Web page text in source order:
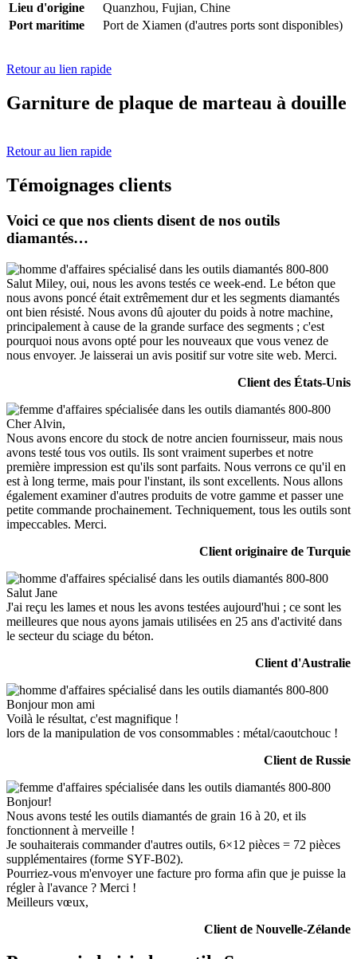
Lieu d'origine
Quanzhou, Fujian, Chine
Port maritime
Port de Xiamen (d'autres ports sont disponibles)
Retour au lien rapide
Garniture de plaque de marteau à douille
Retour au lien rapide
Témoignages clients
Voici ce que nos clients disent de nos outils
diamantés…
Salut Miley, oui, nous les avons testés ce week-end. Le béton que
nous avons poncé était extrêmement dur et les segments diamantés
ont bien résisté. Nous avons dû ajouter du poids à notre machine,
principalement à cause de la grande surface des segments ; c'est
pourquoi nous avons opté pour les nouveaux que vous venez de
nous envoyer. Je laisserai un avis positif sur votre site web. Merci.
Client des États-Unis
Cher Alvin,
Nous avons encore du stock de notre ancien fournisseur, mais nous
avons testé tous vos outils. Ils sont vraiment superbes et notre
première impression est qu'ils sont parfaits. Nous verrons ce qu'il en
est à long terme, mais pour l'instant, ils sont excellents. Nous allons
également examiner d'autres produits de votre gamme et passer une
petite commande prochainement. Techniquement, tous les outils sont
impeccables. Merci.
Client originaire de Turquie
Salut Jane
J'ai reçu les lames et nous les avons testées aujourd'hui ; ce sont les
meilleures que nous ayons jamais utilisées en 25 ans d'activité dans
le secteur du sciage du béton.
Client d'Australie
Bonjour mon ami
Voilà le résultat, c'est magnifique !
lors de la manipulation de vos consommables : métal/caoutchouc !
Client de Russie
Bonjour!
Nous avons testé les outils diamantés de grain 16 à 20, et ils
fonctionnent à merveille !
Je souhaiterais commander d'autres outils, 6×12 pièces = 72 pièces
supplémentaires (forme SYF-B02).
Pourriez-vous m'envoyer une facture pro forma afin que je puisse la
régler à l'avance ? Merci !
Meilleurs vœux,
Client de Nouvelle-Zélande